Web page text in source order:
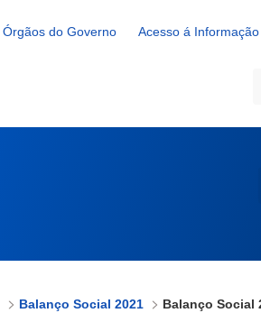
Órgãos do Governo Acesso á Informação
Balanço Social 2021